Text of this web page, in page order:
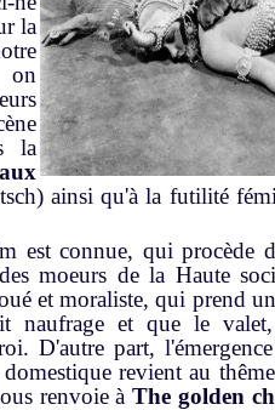
la
la
ainsi qu'à la futilité
est connue, qui procède
moeurs de la Haute
et moraliste, qui prend
naufrage et que le
D'autre part,
domestique revient au
renvoie àThe golden